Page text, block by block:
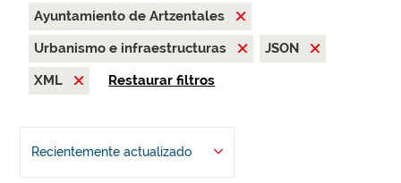
Ayuntamiento de Artzentales
Urbanismo e infraestructuras
JSON
XML
Restaurar filtros
Recientemente actualizado